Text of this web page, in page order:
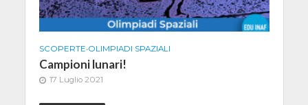
SCOPERTE•OLIMPIADI SPAZIALI
Campioni lunari!
17 Luglio 2021